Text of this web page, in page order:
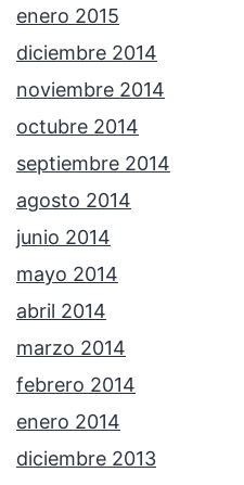
enero 2015
diciembre 2014
noviembre 2014
octubre 2014
septiembre 2014
agosto 2014
junio 2014
mayo 2014
abril 2014
marzo 2014
febrero 2014
enero 2014
diciembre 2013